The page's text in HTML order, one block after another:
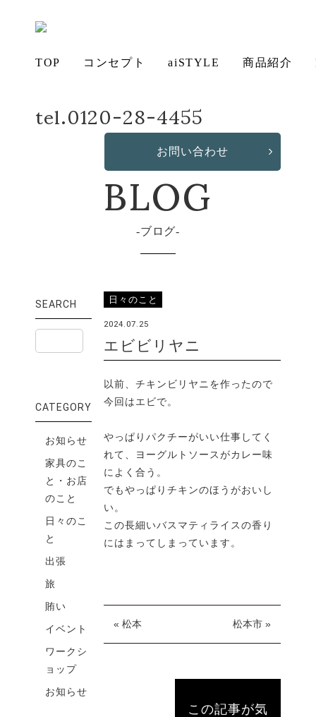
TOP コンセプト
いて
保証につ
aiSTYLE 商品紹介
ソフ
ベッ
デス
造
ファ
tel.0120-28-4455
お問い合わせ
BLOG
ブログ
日々のこと
2024.07.25
エビビリヤニ
以前、チキンビリヤニを作ったので
今回はエビで。
やっぱりパクチーがいい仕事してく
れて、ヨーグルトソースがカレー味
によく合う。
でもやっぱりチキンのほうがおいし
い。
この長細いバスマティライスの香り
にはまってしまっています。
« 松本 松本市 »
この記事が気
SEARCH
CATEGORY
お知らせ
家具のこ
と・お店
のこと
日々のこ
と
出張
旅
賄い
イベント
ワークシ
ョップ
お知らせ